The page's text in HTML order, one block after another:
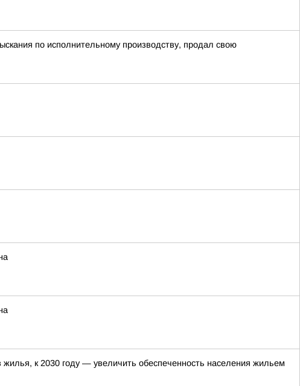
по исполнительному производству, продал свою
к 2030 году — увеличить обеспеченность населения жильем